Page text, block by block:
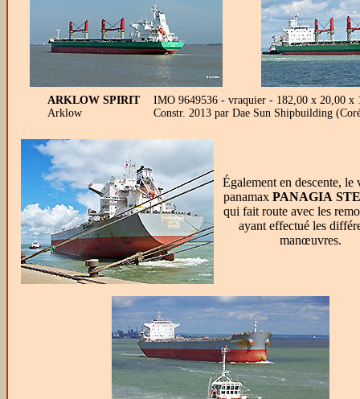
ARKLOW SPIRIT
Arklow
IMO 9649536 - vraquier - 182,00 x 20,00
Constr. 2013 par Dae Sun Shipbuilding
Également en descente, le
panamax PANAGIA
qui fait route avec les
ayant effectué les
manœuvres.